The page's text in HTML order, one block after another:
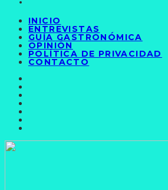
INICIO
ENTREVISTAS
GUÍA GASTRONÓMICA
OPINIÓN
POLÍTICA DE PRIVACIDAD
CONTACTO